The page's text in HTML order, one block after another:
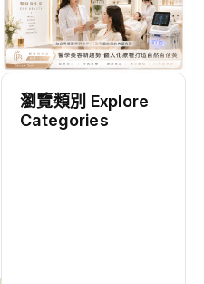
瀏覽類別 Explore
Categories